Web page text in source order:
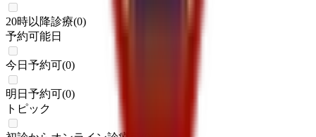
20時以降診療(0)
予約可能日
今日予約可(0)
明日予約可(0)
トピック